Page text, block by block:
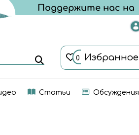
0 Избранное
Статьи Обсуждения